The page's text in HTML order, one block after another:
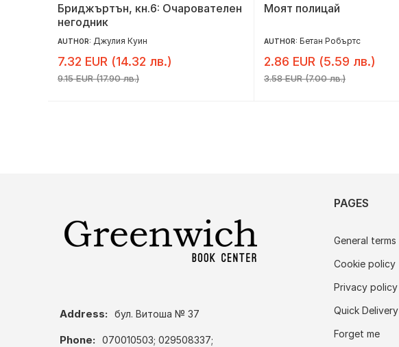
Бриджъртън, кн.6: Очарователен
негодник
AUTHOR: Джулия Куин
7.32 EUR (14.32 лв.)
9.15 EUR (17.90 лв.)
Моят полицай
AUTHOR: Бетан Робъртс
2.86 EUR (5.59 лв.)
3.58 EUR (7.00 лв.)
Address: бул. Витоша № 37
Phone: 070010503; 029508337;
PAGES
General terms
Cookie policy
Privacy policy
Quick Delivery
Forget me